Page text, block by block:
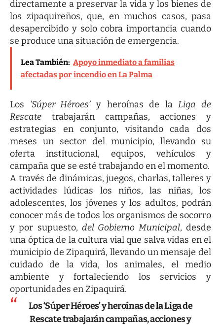
directamente a preservar la vida y los bienes de
los zipaquireños, que, en muchos casos, pasa
desapercibido y solo cobra importancia cuando
se produce una situación de emergencia.
Lea También: Apoyo inmediato a familias
afectadas por incendio en La Palma
Los ‘Súper Héroes’y heroínas de laLiga de
Rescate trabajarán campañas, acciones y
estrategias en conjunto, visitando cada dos
meses un sector del municipio, llevando su
oferta institucional, equipos, vehículos y
campaña que se esté trabajando en el momento.
A través de dinámicas, juegos, charlas, talleres y
actividades lúdicas los niños, las niñas, los
adolescentes, los jóvenes y los adultos, podrán
conocer más de todos los organismos de socorro
y por supuesto, del Gobierno Municipal, desde
una óptica de la cultura vial que salva vidas en el
municipio de Zipaquirá, llevando un mensaje del
cuidado de la vida, los animales, el medio
ambiente y fortaleciendo los servicios y
oportunidades en Zipaquirá.
Los ‘Súper Héroes’ y heroínas de la Liga de
Rescate trabajarán campañas, acciones y